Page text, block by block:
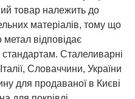
товар належить до
матеріалів, тому що
відповідає
Сталеливарні
Словаччини, України
для продаваної в Києві